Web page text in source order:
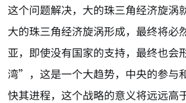
这个问题解决，大的珠三角经济旋涡
大的珠三角经济旋涡形成，最终将必
亚，即使没有国家的支持，最终也
湾”，这是一个大趋势，中央的参与
快其进程，这个战略的意义将远远高